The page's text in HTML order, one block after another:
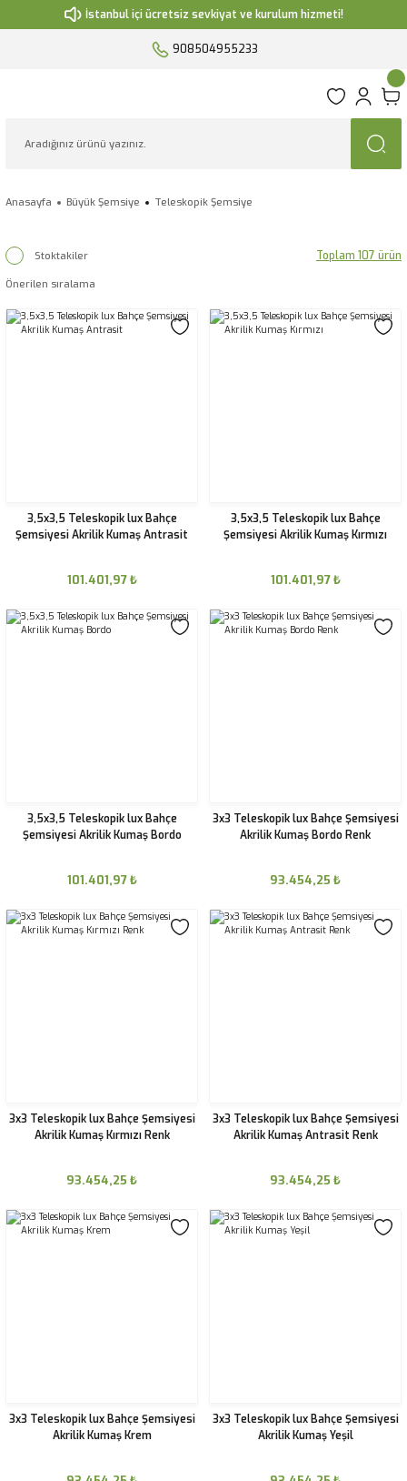
İstanbul içi ücretsiz sevkiyat ve kurulum hizmeti!
908504955233
Anasayfa Büyük Şemsiye Teleskopik Şemsiye
Stoktakiler Toplam 107 ürün
3,5x3,5 Teleskopik lux Bahçe
Şemsiyesi Akrilik Kumaş Antrasit
101.401,97₺
3,5x3,5 Teleskopik lux Bahçe
Şemsiyesi Akrilik Kumaş Kırmızı
101.401,97₺
3,5x3,5 Teleskopik lux Bahçe
Şemsiyesi Akrilik Kumaş Bordo
101.401,97₺
3x3 Teleskopik lux Bahçe Şemsiyesi
Akrilik Kumaş Bordo Renk
93.454,25 ₺
3x3 Teleskopik lux Bahçe Şemsiyesi
Akrilik Kumaş Kırmızı Renk
93.454,25 ₺
3x3 Teleskopik lux Bahçe Şemsiyesi
Akrilik Kumaş Antrasit Renk
93.454,25 ₺
3x3 Teleskopik lux Bahçe Şemsiyesi
Akrilik Kumaş Krem
3x3 Teleskopik lux Bahçe Şemsiyesi
Akrilik Kumaş Yeşil